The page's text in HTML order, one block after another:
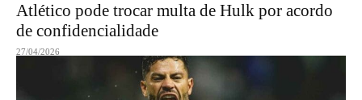
Atlético pode trocar multa de Hulk por acordo
de confidencialidade
27/04/2026